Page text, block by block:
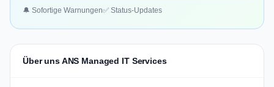
🔔 Sofortige Warnungen✅ Status-Updates
Über uns ANS Managed IT Services